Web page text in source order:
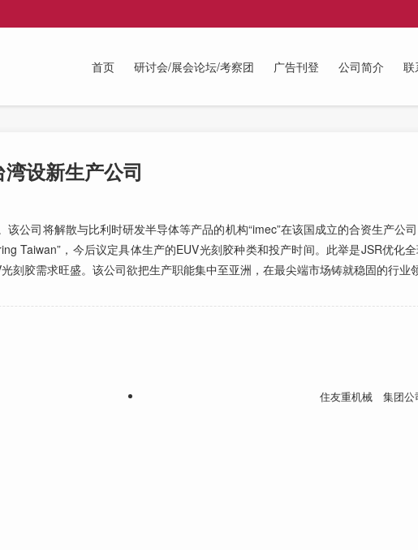
首页 研讨会/展会论坛/考察团 广告刊登 公司简介 联
设新生产公司
公司将解散与比利时研发半导体等产品的机构“imec”在该国成立的合资生产公
Taiwan”，今后议定具体生产的EUV光刻胶种类和投产时间。此举是JSR优化全
刻胶需求旺盛。该公司欲把生产职能集中至亚洲，在最尖端市场铸就稳固的行业
住友重机械 集团公